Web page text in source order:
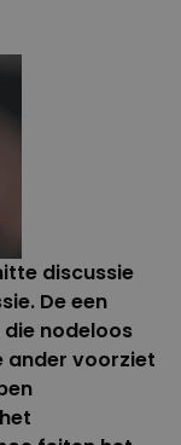
discussie
De een
nodeloos
ander voorziet